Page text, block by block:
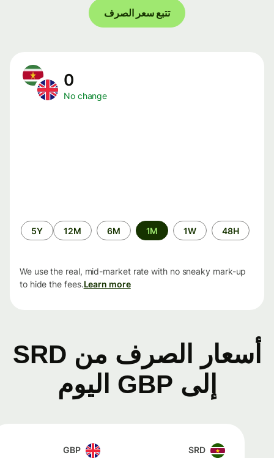
تتبع سعر الصرف
No change
الفترة
الزمنية
48H
1W
1M
6M
12M
5Y
We use the real, mid-market rate with no sneaky mark-up
to hide the fees.Learn more
أسعار الصرف من SRD
إلى GBP اليوم
SRD
GBP